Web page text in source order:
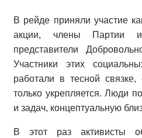
В рейде приняли участие
акции, члены Партии
представители
Участники этих
работали в тесной связке,
только укрепляется. Люди
и задач, концептуальную
В этот раз активисты